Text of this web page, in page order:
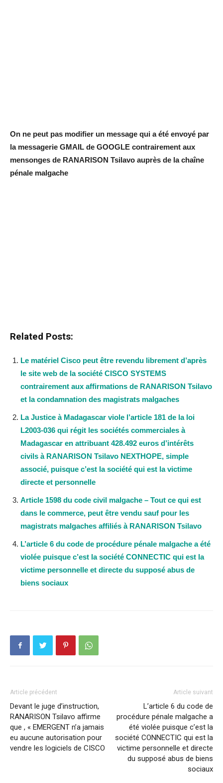
On ne peut pas modifier un message qui a été envoyé par
la messagerie GMAIL de GOOGLE contrairement aux
mensonges de RANARISON Tsilavo auprès de la chaîne
pénale malgache
Related Posts:
Le matériel Cisco peut être revendu librement d’après
le site web de la société CISCO SYSTEMS
contrairement aux affirmations de RANARISON Tsilavo
et la condamnation des magistrats malgaches
La Justice à Madagascar viole l’article 181 de la loi
L2003-036 qui régit les sociétés commerciales à
Madagascar en attribuant 428.492 euros d’intérêts
civils à RANARISON Tsilavo NEXTHOPE, simple
associé, puisque c’est la société qui est la victime
directe et personnelle
Article 1598 du code civil malgache – Tout ce qui est
dans le commerce, peut être vendu sauf pour les
magistrats malgaches affiliés à RANARISON Tsilavo
L’article 6 du code de procédure pénale malgache a été
violée puisque c’est la société CONNECTIC qui est la
victime personnelle et directe du supposé abus de
biens sociaux
Article précédent
Devant le juge d’instruction,
RANARISON Tsilavo affirme
que , « EMERGENT n’a jamais
eu aucune autorisation pour
vendre les logiciels de CISCO
Article suivant
L’article 6 du code de
procédure pénale malgache a
été violée puisque c’est la
société CONNECTIC qui est la
victime personnelle et directe
du supposé abus de biens
sociaux